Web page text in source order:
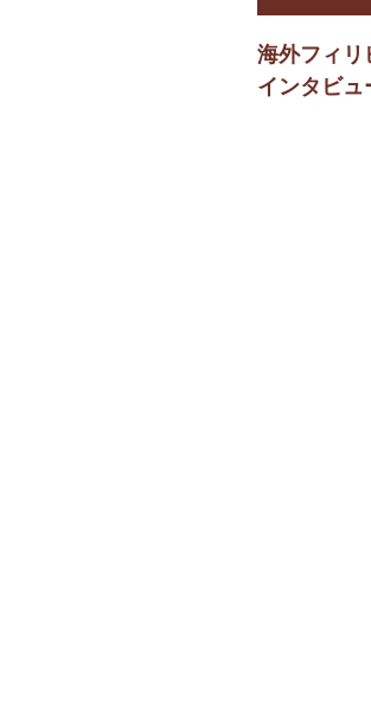
海外フィリ
インタビュ